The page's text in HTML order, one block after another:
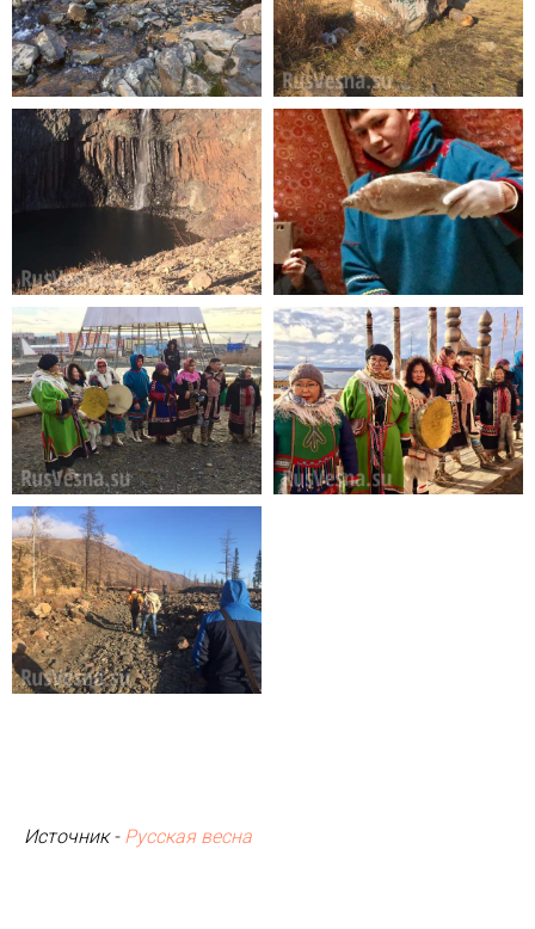
Источник - Русская весна